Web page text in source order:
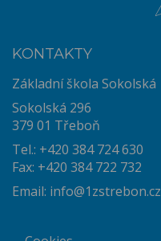
KONTAKTY
Základní škola Sokolská
Sokolská 296
379 01 Třeboň
Tel.: +420 384 724 630
Fax: +420 384 722 732
Email: info@1zstrebon.cz